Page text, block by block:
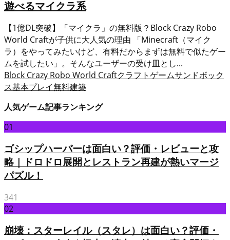
遊べるマイクラ系
【1億DL突破】「マイクラ」の無料版？Block Crazy Robo
World Craftが子供に大人気の理由 「Minecraft（マイク
ラ）をやってみたいけど、有料だからまずは無料で似たゲー
ムを試したい」。そんなユーザーの受け皿とし...
Block Crazy Robo World Craftクラフトゲームサンドボック
ス基本プレイ無料建築
人気ゲーム記事ランキング
01
ゴシップハーバーは面白い？評価・レビューと攻
略｜ドロドロ展開とレストラン再建が熱いマージ
パズル！
341
02
崩壊：スターレイル（スタレ）は面白い？評価・